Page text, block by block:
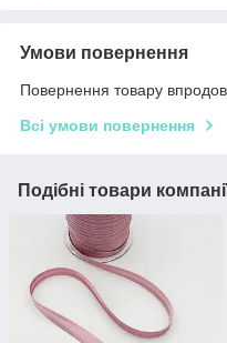
Умови повернення
Повернення товару
Всі умови повернення
Подібні товари